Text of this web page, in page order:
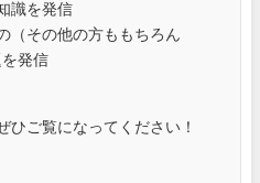
識を発信
（その他の方ももちろん
発信
ひご覧になってください！